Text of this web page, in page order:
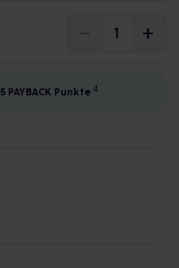
5 PAYBACK Punkte 4